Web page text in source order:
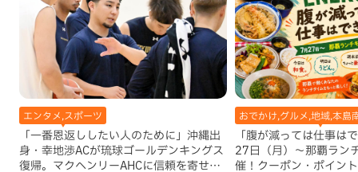
エンタメ,スポーツ
「一番恩返ししたい人のために」沖縄出
身・幸地渉ACが琉球ゴールデンキングス
復帰。マクヘンリーAHCに信頼を寄せる
おでかけ,グルメ,地域,本島
「腹が減っては仕事は
27日（月）〜那覇ラン
催！クーポン・ポイン